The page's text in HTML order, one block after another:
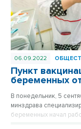
06.09.2022
Пункт
беременных
В понедельник, 5
минздрава
беременных начал
охраны здоровья